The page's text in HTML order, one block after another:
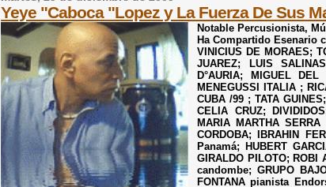
Yeye "Caboca "Lopez y La Fuerza De Sus
Notable Percusionista,
Ha Compartido Esenario
VINICIUS DE MORAES;
JUAREZ; LUIS
D°AURIA; MIGUEL
MENEGUSSI ITALIA ;
CUBA /99 ; TATA
CELIA CRUZ;
MARIA MARTHA
CORDOBA; IBRAHIN
Panamá; HUBERT
GIRALDO PILOTO; ROBI
candombe; GRUPO
FONTANA pianista